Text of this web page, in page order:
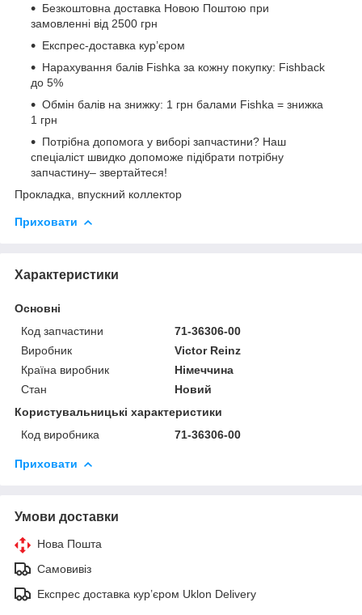
Безкоштовна доставка Новою Поштою при
замовленні від 2500 грн
Експрес-доставка кур’єром
Нарахування балів Fishka за кожну покупку: Fishback
до 5%
Обмін балів на знижку: 1 грн балами Fishka = знижка
1 грн
Потрібна допомога у виборі запчастини? Наш
спеціаліст швидко допоможе підібрати потрібну
запчастину– звертайтеся!
Прокладка, впускний коллектор
Приховати
Характеристики
Основні
Код запчастини
71-36306-00
Виробник
Victor Reinz
Країна виробник
Німеччина
Стан
Новий
Користувальницькі характеристики
Код виробника
71-36306-00
Приховати
Умови доставки
Нова Пошта
Самовивіз
Експрес доставка кур’єром Uklon Delivery